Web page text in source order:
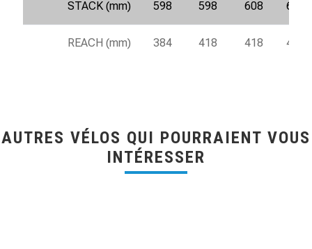
STACK (mm) 598 598 608 617
REACH (mm) 384 418 418 461
AUTRES VÉLOS QUI POURRAIENT VOUS
INTÉRESSER